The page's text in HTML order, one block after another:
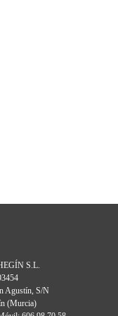
S.L.
Agustín, S/N
(Murcia)